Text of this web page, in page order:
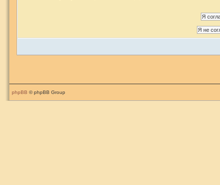
phpBB © phpBB Group